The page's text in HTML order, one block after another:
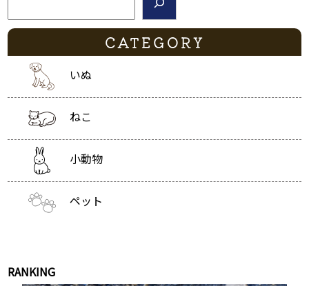
CATEGORY
いぬ
ねこ
小動物
ペット
RANKING